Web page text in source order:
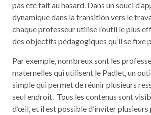
pas été fait au hasard. Dans un souci
dynamique dans la transition vers le
chaque professeur utilise l’outil le plus
des objectifs pédagogiques qu’il se fixe
Par exemple, nombreux sont les
maternelles qui utilisent le Padlet, un
simple qui permet de réunir plusieurs
seul endroit. Tous les contenus sont
d’œil, et il est possible d’inviter plusieurs